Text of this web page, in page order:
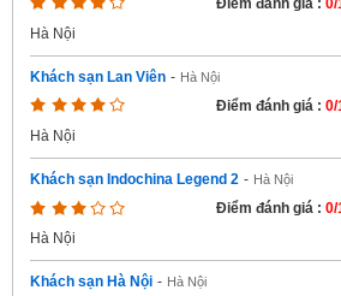
Điểm đánh giá : 0/
Hà Nội
Khách sạn Lan Viên - Hà Nội
Điểm đánh giá : 0/
Hà Nội
Khách sạn Indochina Legend 2 - Hà Nội
Điểm đánh giá : 0/
Hà Nội
Khách sạn Hà Nội - Hà Nội